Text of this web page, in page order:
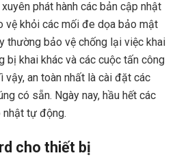
phát hành các bản cập nhật
vệ khỏi các mối đe dọa bảo mật
thường bảo vệ chống lại việc khai
bị khai khác và các cuộc tấn công
vậy, an toàn nhất là cài đặt các
có sẵn. Ngày nay, hầu hết các
tự động.
cho thiết bị